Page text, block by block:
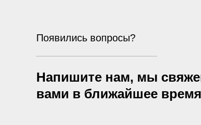
Появились вопросы?
Напишите нам, мы
вами в ближайшее